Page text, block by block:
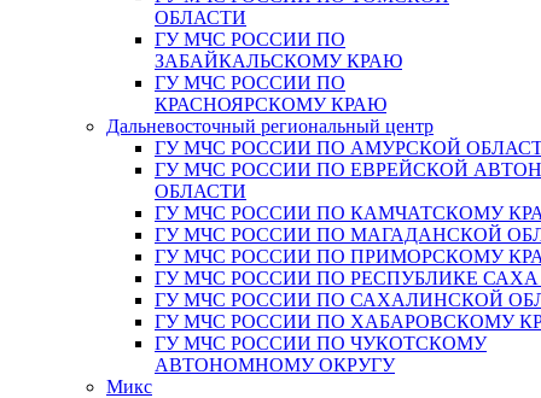
ОБЛАСТИ
ГУ МЧС РОССИИ ПО
ЗАБАЙКАЛЬСКОМУ КРАЮ
ГУ МЧС РОССИИ ПО
КРАСНОЯРСКОМУ КРАЮ
Дальневосточный региональный центр
ГУ МЧС РОССИИ ПО АМУРСКОЙ
ГУ МЧС РОССИИ ПО ЕВРЕЙСКОЙ
ОБЛАСТИ
ГУ МЧС РОССИИ ПО КАМЧАТСКОМУ
ГУ МЧС РОССИИ ПО МАГАДАНСКОЙ
ГУ МЧС РОССИИ ПО ПРИМОРСКОМУ
ГУ МЧС РОССИИ ПО РЕСПУБЛИКЕ
ГУ МЧС РОССИИ ПО САХАЛИНСКОЙ
ГУ МЧС РОССИИ ПО ХАБАРОВСКОМУ
ГУ МЧС РОССИИ ПО ЧУКОТСКОМУ
АВТОНОМНОМУ ОКРУГУ
Микс